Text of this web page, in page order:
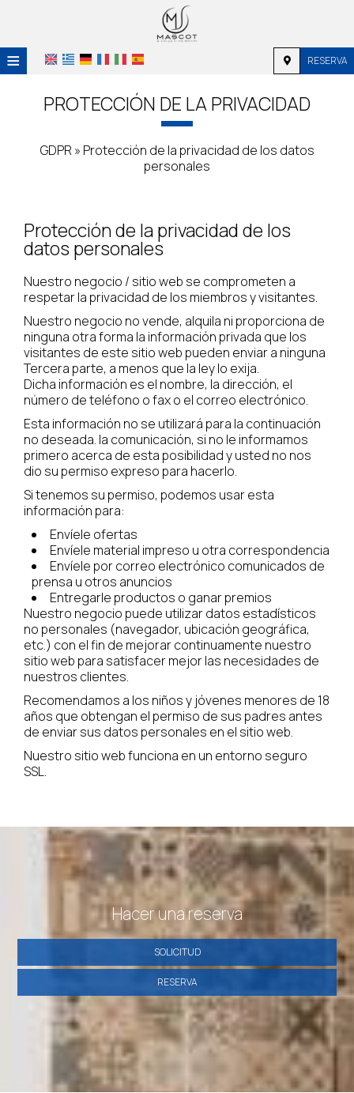
≡ RESERVA
UBICACIÓN
ALOJAMIENTO
GALERÍA DE FOTOS
INVESTIGACIÓN
CONTACTO
PROTECCIÓN DE LA PRIVACIDAD
GDPR » Protección de la privacidad de los datos
personales
Protección de la privacidad de los
datos personales
Nuestro negocio / sitio web se comprometen a
respetar la privacidad de los miembros y visitantes.
Nuestro negocio no vende, alquila ni proporciona de
ninguna otra forma la información privada que los
visitantes de este sitio web pueden enviar a ninguna
Tercera parte, a menos que la ley lo exija.
Dicha información es el nombre, la dirección, el
número de teléfono o fax o el correo electrónico.
Esta información no se utilizará para la continuación
no deseada. la comunicación, si no le informamos
primero acerca de esta posibilidad y usted no nos
dio su permiso expreso para hacerlo.
Si tenemos su permiso, podemos usar esta
información para:
Envíele ofertas
Envíele material impreso u otra correspondencia
Envíele por correo electrónico comunicados de
prensa u otros anuncios
Entregarle productos o ganar premios
Nuestro negocio puede utilizar datos estadísticos
no personales (navegador, ubicación geográfica,
etc.) con el fin de mejorar continuamente nuestro
sitio web para satisfacer mejor las necesidades de
nuestros clientes.
Recomendamos a los niños y jóvenes menores de 18
años que obtengan el permiso de sus padres antes
de enviar sus datos personales en el sitio web.
Nuestro sitio web funciona en un entorno seguro
SSL.
Hacer una reserva
SOLICITUD
RESERVA